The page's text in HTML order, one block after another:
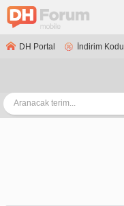
DH Portal İndirim Kodu